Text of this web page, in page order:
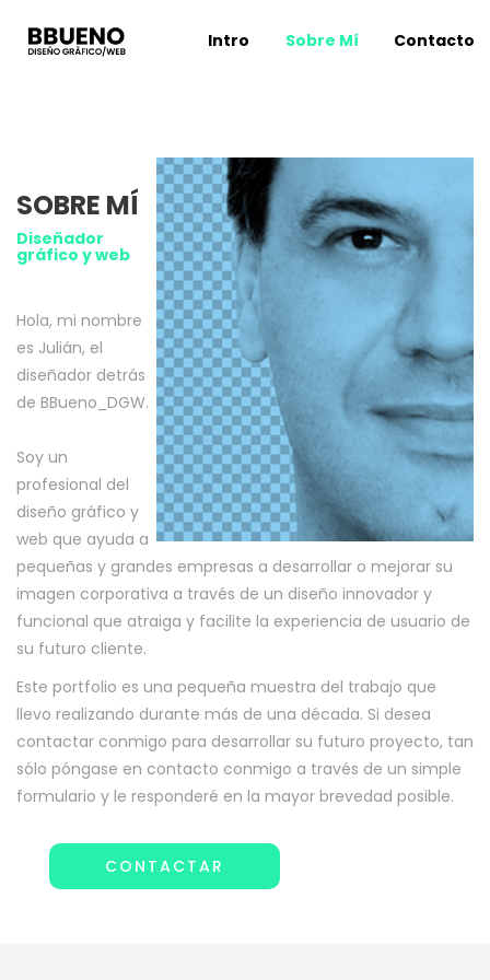
Intro Sobre Mí Contacto
SOBRE MÍ
Diseñador
gráfico y web
Hola, mi nombre
es Julián, el
diseñador detrás
de BBueno_DGW.
Soy un
profesional del
diseño gráfico y
web que ayuda a
pequeñas y grandes empresas a desarrollar o mejorar su
imagen corporativa a través de un diseño innovador y
funcional que atraiga y facilite la experiencia de usuario de
su futuro cliente.
Este portfolio es una pequeña muestra del trabajo que
llevo realizando durante más de una década. Si desea
contactar conmigo para desarrollar su futuro proyecto, tan
sólo póngase en contacto conmigo a través de un simple
formulario y le responderé en la mayor brevedad posible.
CONTACTAR